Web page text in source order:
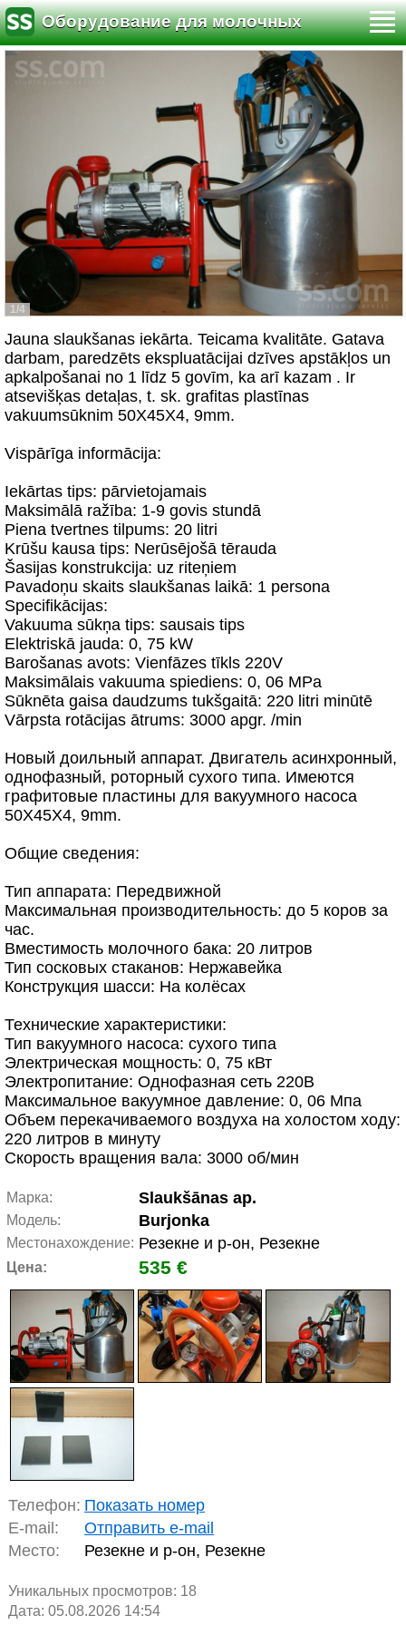
Оборудование для молочных
производств
1/4
Jauna slaukšanas iekārta. Teicama kvalitāte. Gatava
darbam, paredzēts ekspluatācijai dzīves apstākļos un
apkalpošanai no 1 līdz 5 govīm, ka arī kazam . Ir
atsevišķas detaļas, t. sk. grafitas plastīnas
vakuumsūknim 50X45X4, 9mm.
Vispārīga informācija:
Iekārtas tips: pārvietojamais
Maksimālā ražība: 1-9 govis stundā
Piena tvertnes tilpums: 20 litri
Krūšu kausa tips: Nerūsējošā tērauda
Šasijas konstrukcija: uz riteņiem
Pavadoņu skaits slaukšanas laikā: 1 persona
Specifikācijas:
Vakuuma sūkņa tips: sausais tips
Elektriskā jauda: 0, 75 kW
Barošanas avots: Vienfāzes tīkls 220V
Maksimālais vakuuma spiediens: 0, 06 MPa
Sūknēta gaisa daudzums tukšgaitā: 220 litri minūtē
Vārpsta rotācijas ātrums: 3000 apgr. /min
Новый доильный аппарат. Двигатель асинхронный,
однофазный, роторный сухого типа. Имеются
графитовые пластины для вакуумного насоса
50X45X4, 9mm.
Общие сведения:
Тип аппарата: Передвижной
Максимальная производительность: до 5 коров за
чаc.
Вместимость молочного бака: 20 литров
Тип сосковых стаканов: Нержавейка
Конструкция шасси: На колёсах
Технические характеристики:
Тип вакуумного насоса: сухого типа
Электрическая мощность: 0, 75 кВт
Электропитание: Однофазная сеть 220В
Максимальное вакуумное давление: 0, 06 Мпа
Объем перекачиваемого воздуха на холостом ходу:
220 литров в минуту
Скорость вращения вала: 3000 об/мин
Марка: Slaukšānas ap.
Модель: Burjonka
Местонахождение: Резекне и р-он, Резекне
Цена: 535 €
Телефон: Показать номер
E-mail:
Отправить e-mail
Место:
Резекне и р-он, Резекне
Уникальных просмотров: 18
Дата: 05.08.2026 14:54